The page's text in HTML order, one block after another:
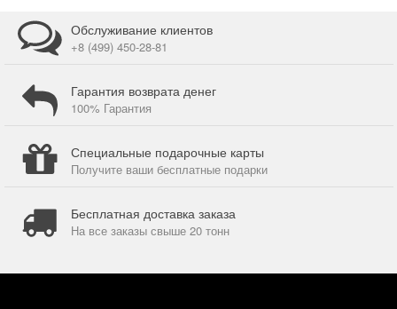
Обслуживание клиентов
+8 (499) 450-28-81
Гарантия возврата денег
100% Гарантия
Специальные подарочные карты
Получите ваши бесплатные подарки
Бесплатная доставка заказа
На все заказы свыше 20 тонн